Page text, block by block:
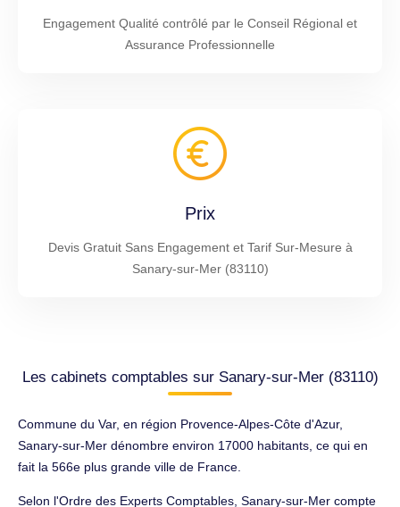
Engagement Qualité contrôlé par le Conseil Régional et
Assurance Professionnelle
Prix
Devis Gratuit Sans Engagement et Tarif Sur-Mesure à
Sanary-sur-Mer (83110)
Les cabinets comptables sur Sanary-sur-Mer (83110)
Commune du Var, en région Provence-Alpes-Côte d'Azur,
Sanary-sur-Mer dénombre environ 17000 habitants, ce qui en
fait la 566e plus grande ville de France.
Selon l'Ordre des Experts Comptables, Sanary-sur-Mer compte